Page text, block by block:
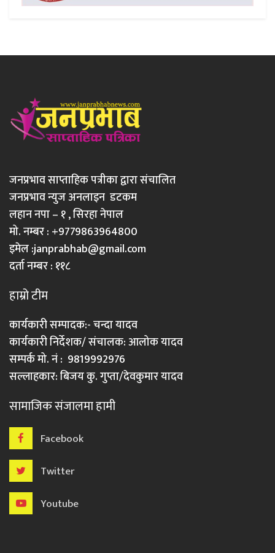
जनप्रभाव साप्ताहिक पत्रीका द्वारा संचालित
जनप्रभाव न्युज अनलाइन डटकम
लहान नपा – १ , सिरहा नेपाल
मो. नम्बर : +9779863964800
इमेल :janprabhab@gmail.com
दर्ता नम्बर : ११८
हाम्रो टीम
कार्यकारी सम्पादक:- चन्दा यादव
कार्यकारी निर्देशक/ संचालक: आलोक यादव
सम्पर्क मो. नं : 9819992976
सल्लाहकार: बिजय कु. गुप्ता/देवकुमार यादव
सामाजिक संजालमा हामी
Facebook
Twitter
Youtube